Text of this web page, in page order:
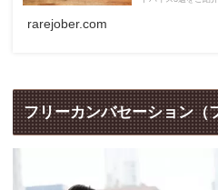
rarejober.com
フリーカンバセーション（